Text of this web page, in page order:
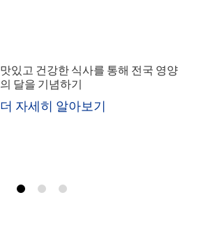
맛있고 건강한 식사를 통해 전국 영양
의 달을 기념하기
더 자세히 알아보기